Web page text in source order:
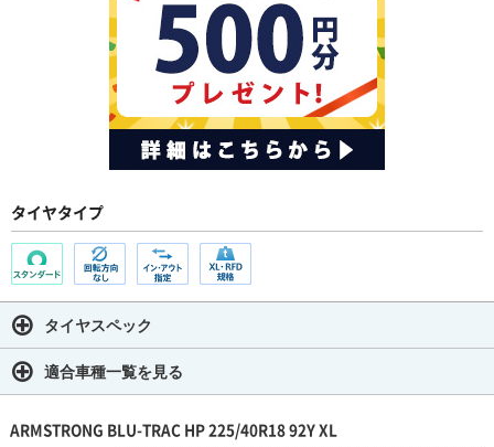
タイヤタイプ
タイヤスペック
適合車種一覧を見る
ARMSTRONG BLU-TRAC HP 225/40R18 92Y XL